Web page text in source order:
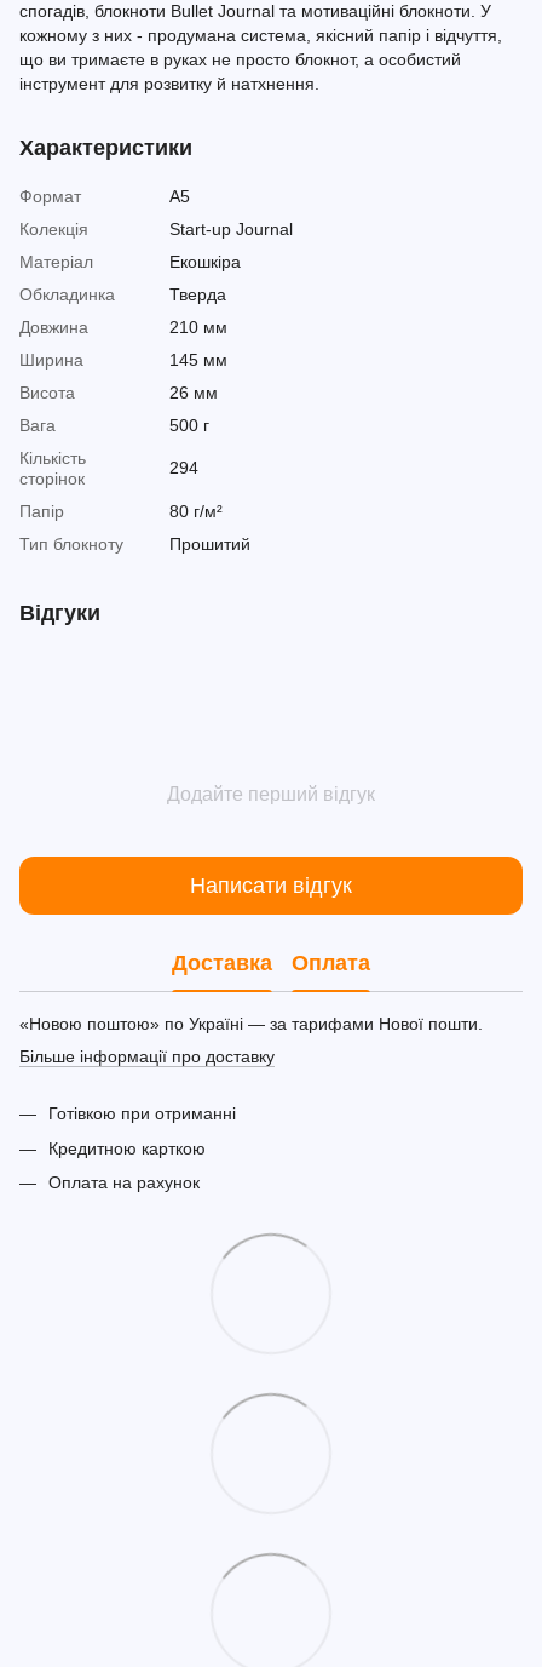
спогадів, блокноти Bullet Journal та мотиваційні блокноти. У
кожному з них - продумана система, якісний папір і відчуття,
що ви тримаєте в руках не просто блокнот, а особистий
інструмент для розвитку й натхнення.
Характеристики
Формат
A5
Колекція
Start-up Journal
Матеріал
Екошкіра
Обкладинка
Тверда
Довжина
210 мм
Ширина
145 мм
Висота
26 мм
Вага
500 г
Кількість
сторінок
294
Папір
80 г/м²
Тип блокноту
Прошитий
Відгуки
Додайте перший відгук
Написати відгук
Доставка Оплата
«Новою поштою» по Україні — за тарифами Нової пошти.
Більше інформації про доставку
Готівкою при отриманні
Кредитною карткою
Оплата на рахунок